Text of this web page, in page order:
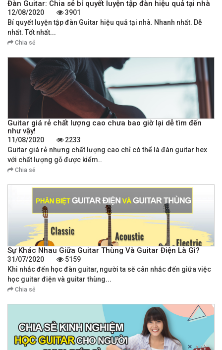
Đàn Guitar: Chia sẻ bí quyết luyện tập đàn hiệu quả tại nhà
12/08/2020
3901
Bí quyết luyện tập đàn Guitar hiệu quả tại nhà. Nhanh nhất. Dễ
nhất. Tốt nhất...
Chia sẻ
Guitar giá rẻ chất lượng cao chưa bao giờ lại dễ tìm đến
như vậy!
11/08/2020
2233
Guitar giá rẻ nhưng chất lượng cao chỉ có thể là đàn guitar hex
với chất lượng gỗ được kiểm..
Chia sẻ
Sự Khác Nhau Giữa Guitar Thùng Và Guitar Điện Là Gì?
31/07/2020
5159
Khi nhắc đến học đàn guitar, người ta sẽ cân nhắc đến giữa việc
học guitar điện và guitar thùng...
Chia sẻ